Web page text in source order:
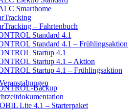
Smarthome
– Fahrtenbuch
Standard 4.1
Standard 4.1 – Frühlingsaktion
Startup 4.1
Startup 4.1 – Aktion
Startup 4.1 – Frühlingsaktion
Backup
Lite 4.1 – Starterpaket